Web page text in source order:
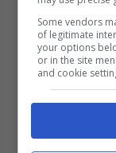
Ultime
Torino
Some vendors
of legitimate
your options
or in the site
and cookie